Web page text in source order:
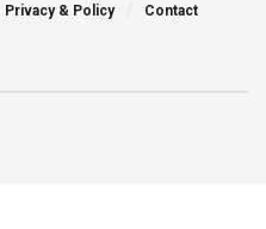
Privacy & Policy Contact